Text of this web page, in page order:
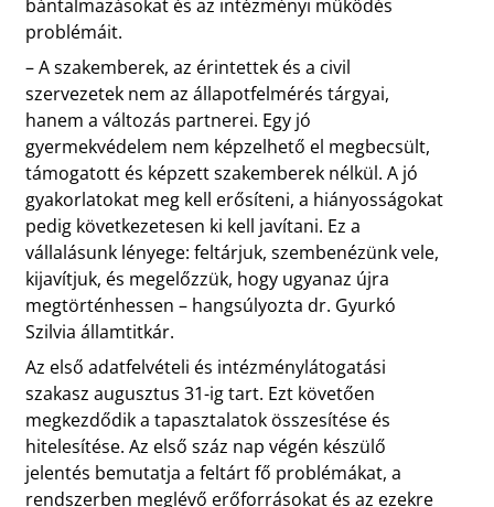
bántalmazásokat és az intézményi működés
problémáit.
– A szakemberek, az érintettek és a civil
szervezetek nem az állapotfelmérés tárgyai,
hanem a változás partnerei. Egy jó
gyermekvédelem nem képzelhető el megbecsült,
támogatott és képzett szakemberek nélkül. A jó
gyakorlatokat meg kell erősíteni, a hiányosságokat
pedig következetesen ki kell javítani. Ez a
vállalásunk lényege: feltárjuk, szembenézünk vele,
kijavítjuk, és megelőzzük, hogy ugyanaz újra
megtörténhessen – hangsúlyozta dr. Gyurkó
Szilvia államtitkár.
Az első adatfelvételi és intézménylátogatási
szakasz augusztus 31-ig tart. Ezt követően
megkezdődik a tapasztalatok összesítése és
hitelesítése. Az első száz nap végén készülő
jelentés bemutatja a feltárt fő problémákat, a
rendszerben meglévő erőforrásokat és az ezekre